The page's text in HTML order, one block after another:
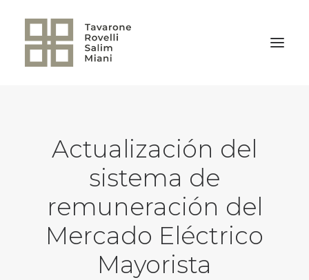
Actualización del
sistema de
remuneración del
Mercado Eléctrico
Mayorista